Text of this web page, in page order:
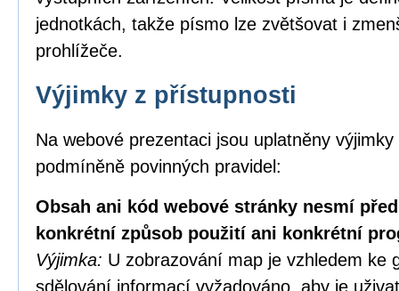
jednotkách, takže písmo lze zvětšovat i
prohlížeče.
Výjimky z přístupnosti
Na webové prezentaci jsou uplatněny
podmíněně povinných pravidel:
Obsah ani kód webové stránky nesmí
konkrétní způsob použití ani konkrétní
Výjimka: U zobrazování map je vzhledem ke
sdělování informací vyžadováno, aby je